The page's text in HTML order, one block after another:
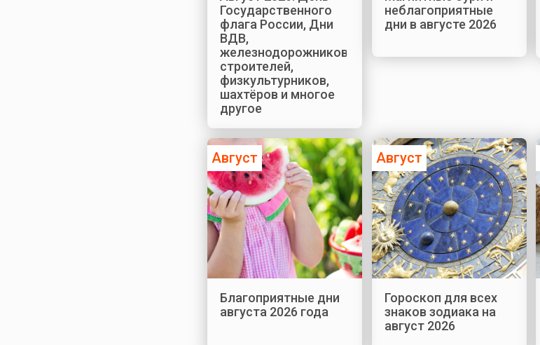
Государственного
флага России, Дни
ВДВ,
железнодорожников,
строителей,
физкультурников,
шахтёров и многое
другое
неблагоприятные
дни в августе 2026
Август
Благоприятные дни
августа 2026 года
Август
Гороскоп для всех
знаков зодиака на
август 2026